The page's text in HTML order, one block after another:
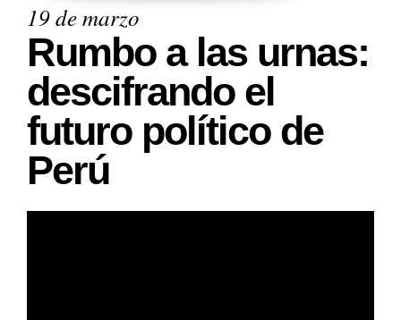
19 de marzo
Rumbo a las urnas:
descifrando el
futuro político de
Perú